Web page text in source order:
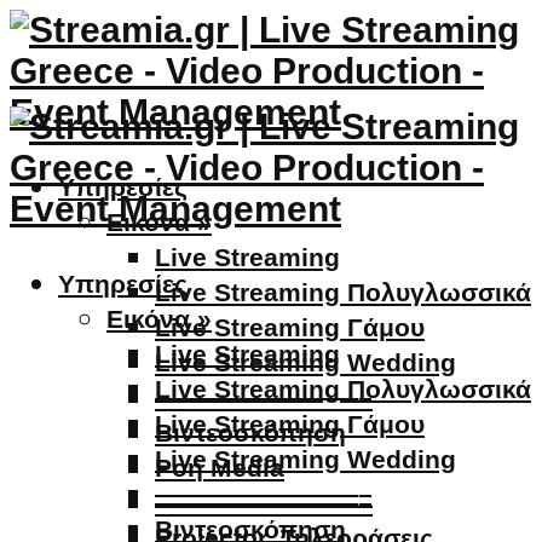
Υπηρεσίες
Εικόνα »
Live Streaming
Live Streaming Πολυγλωσσικά
Live Streaming Γάμου
Live Streaming Wedding
————————–
Βιντεοσκόπηση
Ροή Media
————————–
Υπηρεσίες
Εικόνα »
Live Streaming
Live Streaming Πολυγλωσσικά
Live Streaming Γάμου
Live Streaming Wedding
————————–
Βιντεοσκόπηση